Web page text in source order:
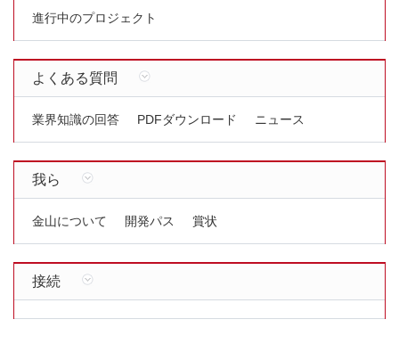
進行中のプロジェクト
よくある質問
業界知識の回答 PDFダウンロード ニュース
我ら
金山について 開発パス 賞状
接続